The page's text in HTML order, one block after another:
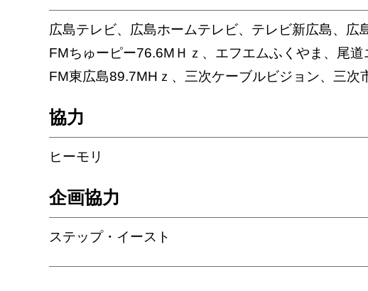
広島テレビ、広島ホームテレビ、テレビ新広島、広
FMちゅーピー76.6MＨｚ、エフエムふくやま、尾道
FM東広島89.7MHｚ、三次ケーブルビジョン、三次
協力
ヒーモリ
企画協力
ステップ・イースト